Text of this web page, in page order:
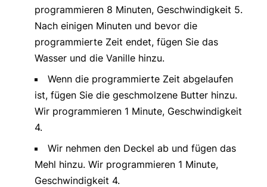
programmieren 8 Minuten, Geschwindigkeit 5.
Nach einigen Minuten und bevor die
programmierte Zeit endet, fügen Sie das
Wasser und die Vanille hinzu.
Wenn die programmierte Zeit abgelaufen
ist, fügen Sie die geschmolzene Butter hinzu.
Wir programmieren 1 Minute, Geschwindigkeit
4.
Wir nehmen den Deckel ab und fügen das
Mehl hinzu. Wir programmieren 1 Minute,
Geschwindigkeit 4.